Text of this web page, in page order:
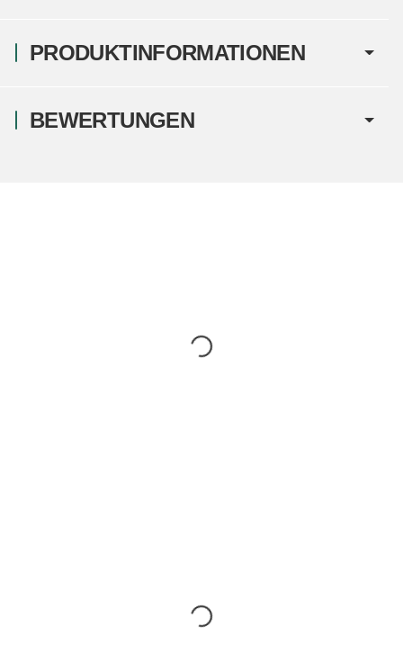
PRODUKTINFORMATIONEN
BEWERTUNGEN